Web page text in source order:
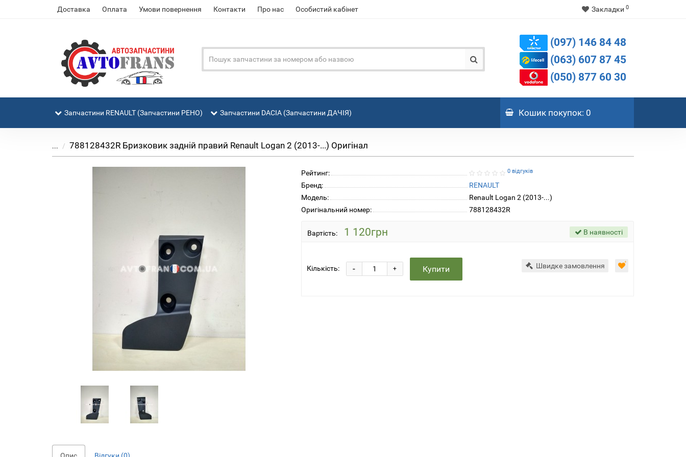
Доставка Оплата Умови повернення Контакти Про нас Особистий кабінет Закладки 0
(097) 146 84 48
(063) 607 87 45
(050) 877 60 30
Запчастини RENAULT (Запчастини РЕНО) Запчастини DACIA (Запчастини ДАЧІЯ) Кошикпокупок: 0
... 788128432R Бризковик задній правий Renault Logan 2 (2013-...) Оригінал
Рейтинг: 0 відгуків
Бренд:
RENAULT
Модель:
Renault Logan 2 (2013-...)
Оригінальний номер:
788128432R
Вартість: 1 120грн В наявності
Кількість: +
- Купити Швидке замовлення
Опис Відгуки (0)